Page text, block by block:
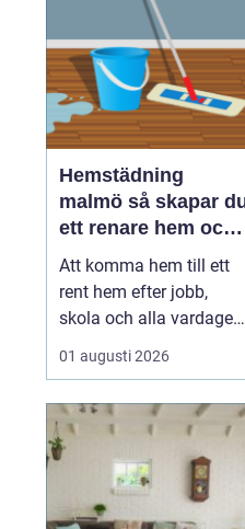
Hemstädning
malmö så skapar du
ett renare hem och
en lugnare vardag
Att komma hem till ett
rent hem efter jobb,
skola och alla vardagens
måsten gör stor skillnad
för både ork och humör.
därför att ta hjälpmed
Hemstädning Malmö i
stället för att...
01 augusti 2026